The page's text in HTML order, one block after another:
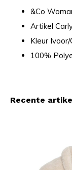
&Co
Artikel
Kleur
100%
Recente